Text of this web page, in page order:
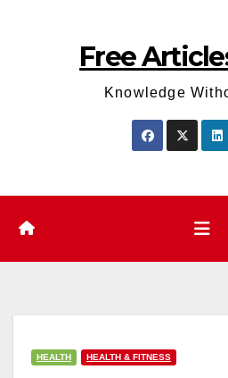
Free
Knowledge
HEALTH HEALTH & FITNESS